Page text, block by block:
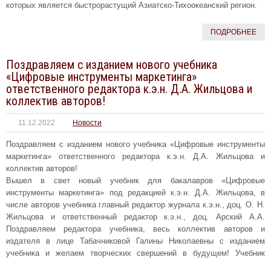
которых является быстрорастущий Азиатско-Тихоокеанский регион.
ПОДРОБНЕЕ
Поздравляем с изданием нового учебника
«Цифровые инструменты маркетинга»
ответственного редактора к.э.н. Д.А. Жильцова и
коллектив авторов!
11.12.2022 Новости
Поздравляем с изданием нового учебника «Цифровые инструменты
маркетинга» ответственного редактора к.э.н. Д.А. Жильцова и
коллектив авторов!
Вышел в свет новый учебник для бакалавров «Цифровые
инструменты маркетинга» под редакцией к.э.н. Д.А. Жильцова, в
числе авторов учебника главный редактор журнала к.э.н., доц. О. Н.
Жильцова и ответственный редактор к.э.н., доц. Арский А.А.
Поздравляем редактора учебника, весь коллектив авторов и
издателя в лице Табачниковой Галины Николаевны с изданием
учебника и желаем творческих свершений в будущем! Учебник